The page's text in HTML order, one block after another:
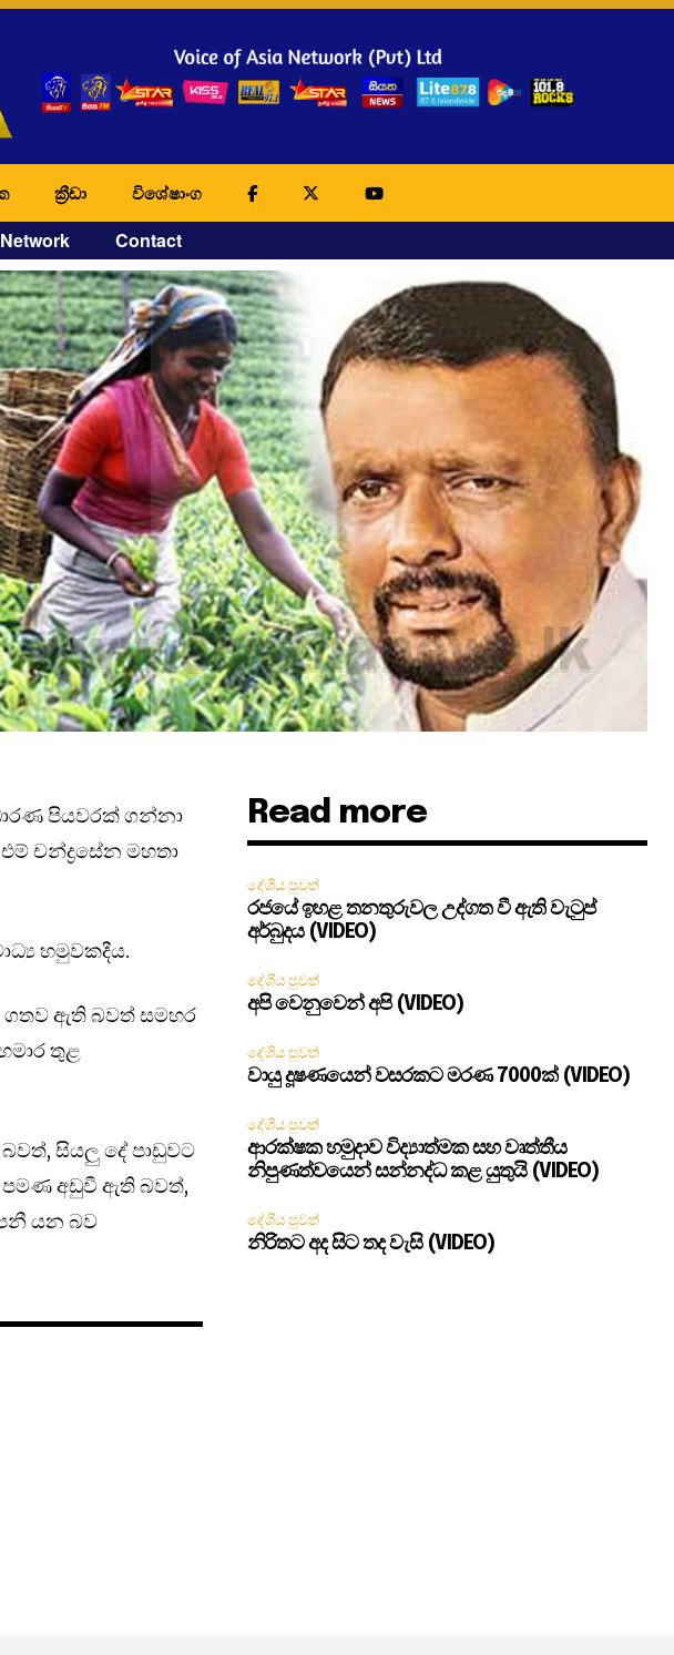
ක්‍රීඩා විශේෂාංග
Contact
පියවරක් ගන්නා
චන්ද්‍රසේන මහතා
හමුවකදීය.
ගතව ඇති බවත් සමහර
තුළ
සියලු දේ පාඩුවට
පමණ අඩුවී ඇති බවත්,
යන බව
Read more
දේශීය පුවත්
රජයේ ඉහළ තනතුරුවල උද්ගත වී ඇති වැටුප්
අර්බුදය (VIDEO)
දේශීය පුවත්
අපි වෙනුවෙන් අපි (VIDEO)
දේශීය පුවත්
වායු දූෂණයෙන් වසරකට මරණ 7000ක් (VIDEO)
දේශීය පුවත්
ආරක්ෂක හමුදාව විද්‍යාත්මක සහ වෘත්තීය
නිපුණත්වයෙන් සන්නද්ධ කළ යුතුයි (VIDEO)
දේශීය පුවත්
නිරිතට අද සිට තද වැසි (VIDEO)